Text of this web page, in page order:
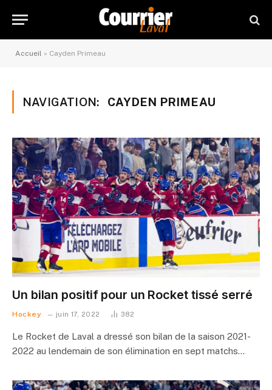
Accueil » Cayden Primeau
NAVIGATION: CAYDEN PRIMEAU
Un bilan positif pour un Rocket tissé serré
Hockey juin 17, 2022 382
Le Rocket de Laval a dressé son bilan de la saison 2021-
2022 au lendemain de son élimination en sept matchs…